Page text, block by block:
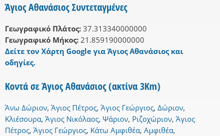
Άγιος Αθανάσιος Συντεταγμένες
Γεωγραφικό Πλάτος: 37.313340000000
Γεωγραφικό Μήκος: 21.859190000000
Δείτε τον Χάρτη Google για Άγιος Αθανάσιος και
οδηγίες.
Κοντά σε Άγιος Αθανάσιος (ακτίνα 3Km)
Άνω Δώριον, Άγιος Πέτρος, Άγιος Γεώργιος, Δώριον,
Κλιέσουρα, Άγιος Νικόλαος, Ψάριον, Ριζοχώριον, Άγιος
Πέτρος, Άγιος Γεώργιος, Κάτω Αμφιθέα, Αμφιθέα,